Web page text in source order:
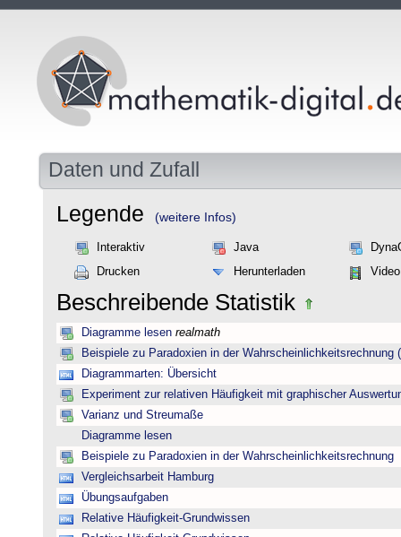
Daten und Zufall
Legende (weitere Infos)
Interaktiv Java
Drucken
Herunterladen Video
Beschreibende Statistik
Diagramme lesen realmath
Beispiele zu Paradoxien in der Wahrscheinlichkeitsrechnung
Diagrammarten: Übersicht
Experiment zur relativen Häufigkeit mit graphischer
Varianz und Streumaße
Diagramme lesen
Beispiele zu Paradoxien in der Wahrscheinlichkeitsrechnung
Vergleichsarbeit Hamburg
Übungsaufgaben
Relative Häufigkeit-Grundwissen